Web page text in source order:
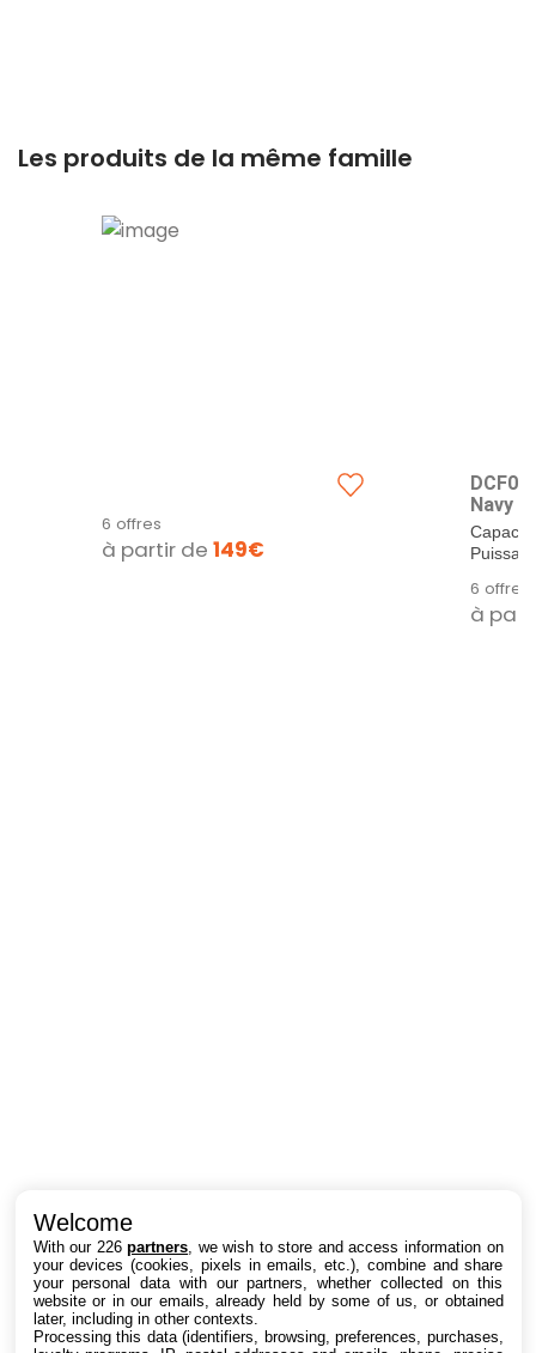
Les produits de la même famille
6 offres
à partir de 149€
Navy
6 offres
à
Intéressant ? Partagez !
Welcome
With our 226partners , we wish to store and access information on
your devices (cookies, pixels in emails, etc.), combine and share
your personal data with our partners, whether collected on this
website or in our emails, already held by some of us, or obtained
later, including in other contexts.
Processing this data (identifiers, browsing, preferences, purchases,